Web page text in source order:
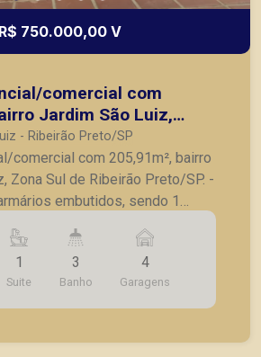
R$ 750.000,00 V
comercial com
Jardim São Luiz,
Preto/SP.
- Ribeirão Preto/SP
comercial com 205,91m², bairro
Zona Sul de Ribeirão Preto/SP. -
embutidos, sendo 1
social; - 3 salas amplas; -
- Varanda gourmet; - Quarto de
de serviço; - Quintal; - 4 vagas
com agilidade e segurança,
1
Suite
3
Banho
4
Garagens